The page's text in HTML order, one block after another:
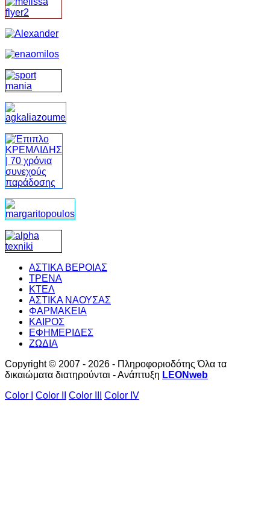
ΑΣΤΙΚΑ ΒΕΡΟΙΑΣ
ΤΡΕΝΑ
ΚΤΕΛ
ΑΣΤΙΚΑ ΝΑΟΥΣΑΣ
ΦΑΡΜΑΚΕΙΑ
ΚΑΙΡΟΣ
ΕΦΗΜΕΡΙΔΕΣ
ΖΩΔΙΑ
Copyright © 2007 - 2026 - Πληροφοριοδότης Όλα τα
δικαιώματα διατηρούνται - Ανάπτυξη LEONweb
Color I
Color II Color III Color IV